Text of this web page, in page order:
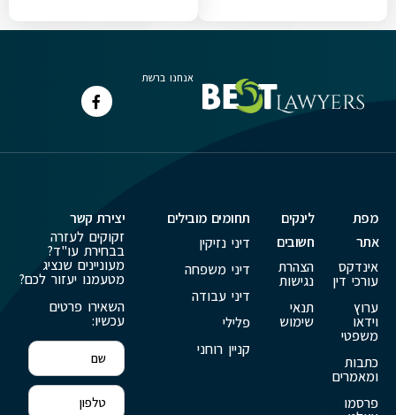
אנחנו ברשת
מפת
אתר
אינדקס
עורכי דין
ערוץ
וידאו
משפטי
כתבות
ומאמרים
פרסמו
לינקים
חשובים
הצהרת
נגישות
תנאי
שימוש
תחומים מובילים
דיני נזיקין
דיני משפחה
דיני עבודה
פלילי
קניין רוחני
יצירת קשר
זקוקים לעזרה
בבחירת עו"ד?
מעוניינים שנציג
מטעמנו יעזור לכם?
השאירו פרטים
עכשיו: